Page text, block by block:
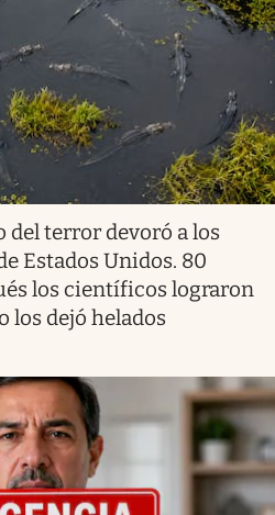
del terror devoró a los
Estados Unidos. 80
los científicos lograron
los dejó helados